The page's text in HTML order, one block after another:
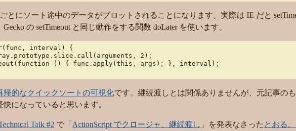
とにソート途中のデータがプロットされることになります。実際は IE だと
の setTimeout と同じ動作をする関数 doLater を使います。
interval) {
2);
() { func.apply(this, args); }, interval);
帰的なクイックソートの可視化です。継続渡しとは関係ありませんが、元記事の
になっていると思います。
Talk #2 で「 ActionScript でクロージャ、継続渡し 」を発表なさった とおる